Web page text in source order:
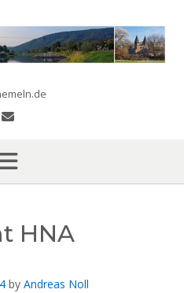
HNA
by Andreas Noll